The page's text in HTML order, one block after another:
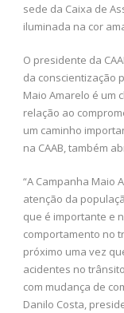
sede da Caixa de
iluminada na cor
O presidente da
da conscientização
Maio Amarelo é um
relação ao
um caminho
na CAAB, também
“A Campanha Maio
atenção da
que é importante e
comportamento no
próximo uma vez
acidentes no
com mudança de
Danilo Costa,